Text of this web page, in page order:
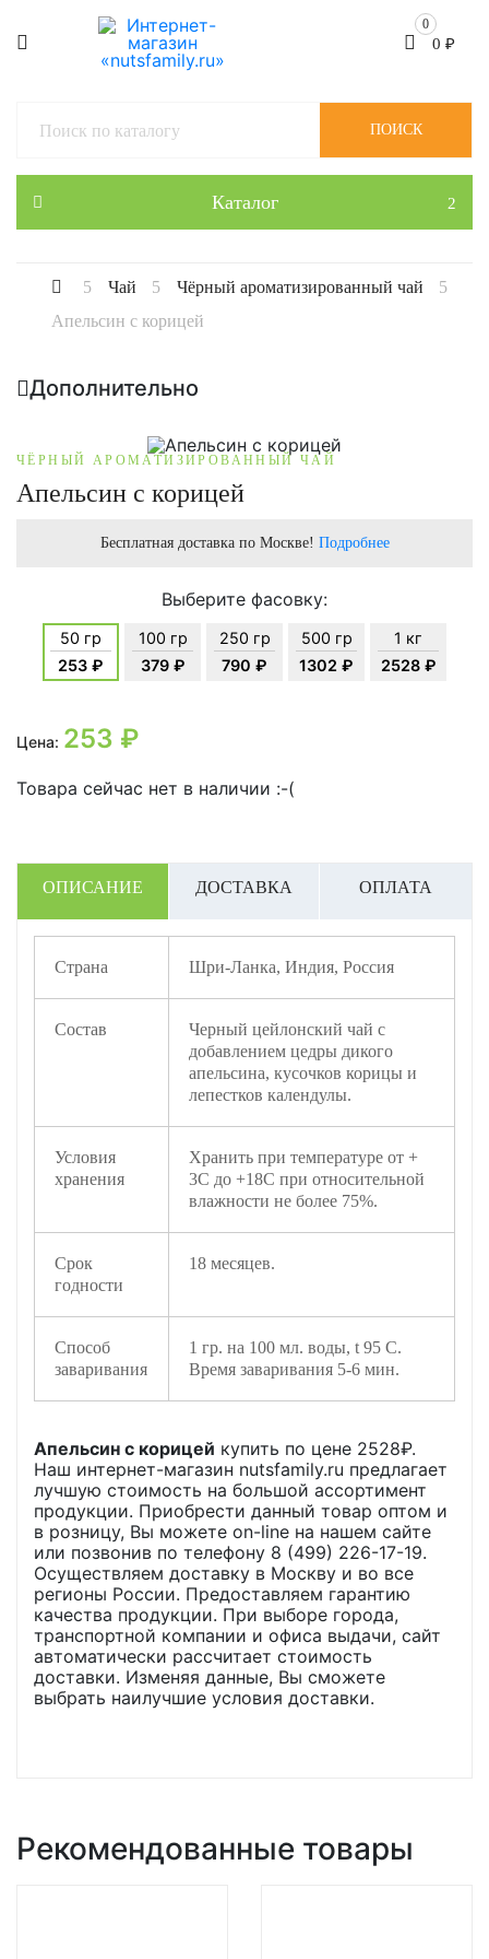
0
0 ₽
Каталог
ПОИСК
Чай
Чёрный ароматизированный чай
Апельсин с корицей
Дополнительно
ЧЁРНЫЙ АРОМАТИЗИРОВАННЫЙ ЧАЙ
Апельсин с корицей
Бесплатная доставка по Москве! Подробнее
Выберите фасовку:
50 гр
253 ₽
100 гр
379 ₽
250 гр
790 ₽
500 гр
1302 ₽
1 кг
2528 ₽
Цена: 253 ₽
Товара сейчас нет в наличии :-(
ОПИСАНИЕ ДОСТАВКА ОПЛАТА
Страна Шри-Ланка, Индия, Россия
Состав
Черный цейлонский чай с
добавлением цедры дикого
апельсина, кусочков корицы и
лепестков календулы.
Условия
хранения
Хранить при температуре от +
3С до +18С при относительной
влажности не более 75%.
Срок
годности
18 месяцев.
Способ
заваривания
1 гр. на 100 мл. воды, t 95 C.
Время заваривания 5-6 мин.
Апельсин с корицей купить по цене 2528₽.
Наш интернет-магазин nutsfamily.ru предлагает
лучшую стоимость на большой ассортимент
продукции. Приобрести данный товар оптом и
в розницу, Вы можете on-line на нашем сайте
или позвонив по телефону 8 (499) 226-17-19.
Осуществляем доставку в Москву и во все
регионы России. Предоставляем гарантию
качества продукции. При выборе города,
транспортной компании и офиса выдачи, сайт
автоматически рассчитает стоимость
доставки. Изменяя данные, Вы сможете
выбрать наилучшие условия доставки.
Рекомендованные товары